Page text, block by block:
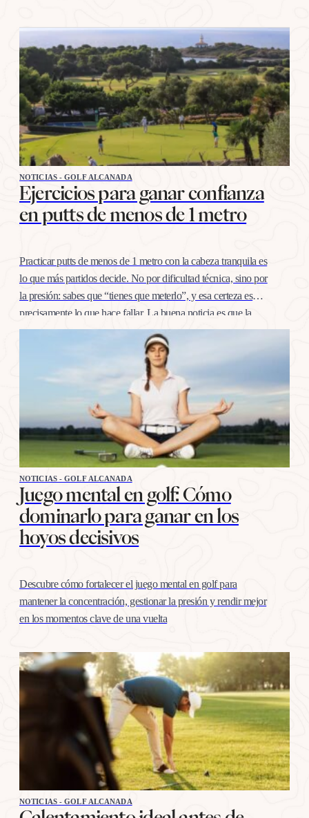
NOTICIAS - GOLF ALCANADA
Ejercicios para ganar confianza
en putts de menos de 1 metro
Practicar putts de menos de 1 metro con la cabeza tranquila es
lo que más partidos decide. No por dificultad técnica, sino por
la presión: sabes que “tienes que meterlo”, y esa certeza es
precisamente lo que hace fallar. La buena noticia es que la
confianza en esta distancia se entrena igual que cualquier
NOTICIAS - GOLF ALCANADA
Juego mental en golf: Cómo
dominarlo para ganar en los
hoyos decisivos
Descubre cómo fortalecer el juego mental en golf para
mantener la concentración, gestionar la presión y rendir mejor
en los momentos clave de una vuelta
NOTICIAS - GOLF ALCANADA